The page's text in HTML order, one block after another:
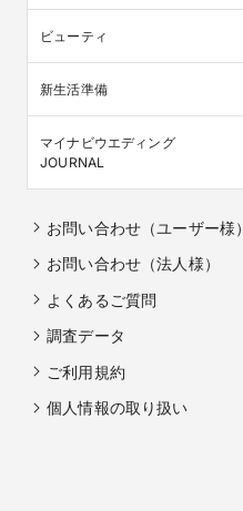
ビューティ
新生活準備
マイナビウエディング
JOURNAL
お問い合わせ（ユーザー様）
お問い合わせ（法人様）
よくあるご質問
調査データ
ご利用規約
個人情報の取り扱い